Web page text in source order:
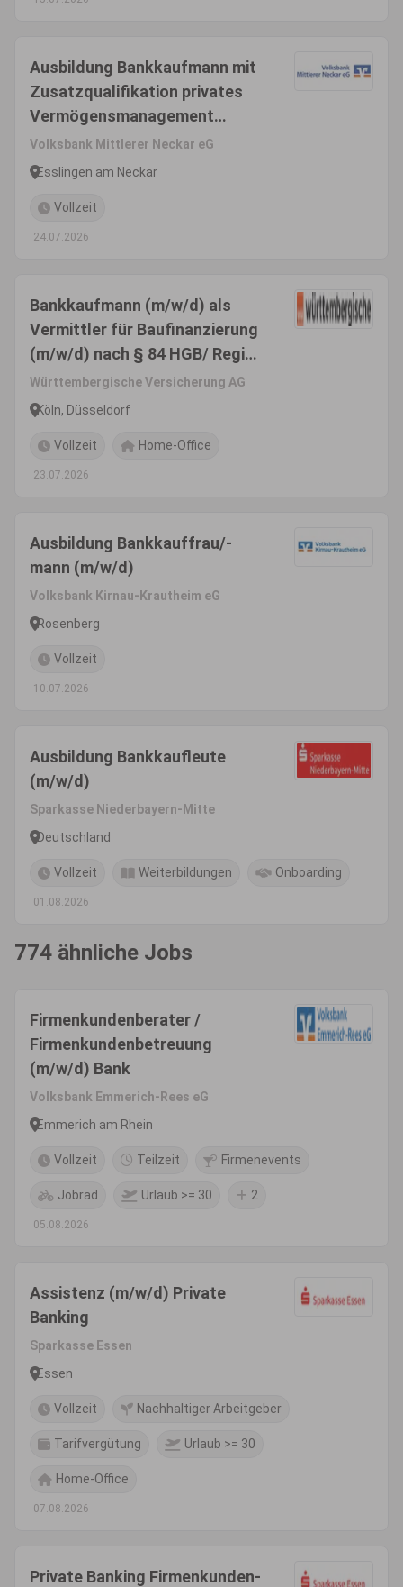
Ausbildung Bankkaufmann mit
Zusatzqualifikation privates
Vermögensmanagement
(m/w/d)
Volksbank Mittlerer Neckar eG
Esslingen am Neckar
Vollzeit
24.07.2026
Bankkaufmann (m/w/d) als
Vermittler für Baufinanzierung
(m/w/d) nach § 84 HGB/ Region
NRW
Württembergische Versicherung AG
Köln, Düsseldorf
Vollzeit Home-Office
23.07.2026
Ausbildung Bankkauffrau/-
mann (m/w/d)
Volksbank Kirnau-Krautheim eG
Rosenberg
Vollzeit
10.07.2026
Ausbildung Bankkaufleute
(m/w/d)
Sparkasse Niederbayern-Mitte
Deutschland
Vollzeit Weiterbildungen Onboarding
01.08.2026
774 ähnliche Jobs
Firmenkundenberater /
Firmenkundenbetreuung
(m/w/d) Bank
Volksbank Emmerich-Rees eG
Emmerich am Rhein
Vollzeit Teilzeit Firmenevents
Jobrad Urlaub >= 30 2
05.08.2026
Assistenz (m/w/d) Private
Banking
Sparkasse Essen
Essen
Vollzeit Nachhaltiger Arbeitgeber
Tarifvergütung Urlaub >= 30
Home-Office
07.08.2026
Private Banking Firmenkunden-